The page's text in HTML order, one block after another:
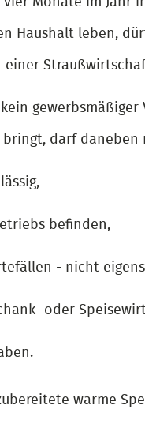
Haushalt leben,
gewerbsmäßiger
bringt, darf
befinden,
- nicht
oder
warme